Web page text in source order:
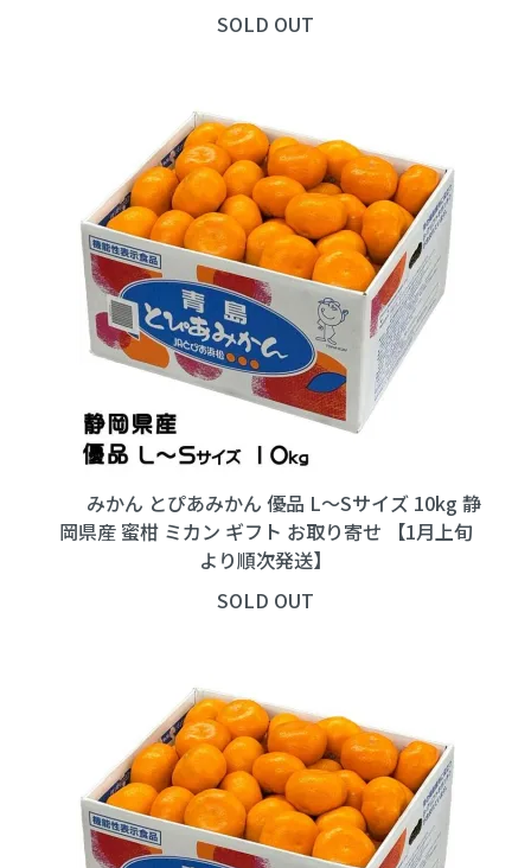
SOLD OUT
みかん とぴあみかん 優品 L～Sサイズ 10kg 静
岡県産 蜜柑 ミカン ギフト お取り寄せ 【1月上旬
より順次発送】
SOLD OUT